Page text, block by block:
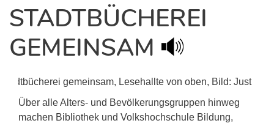
STADTBÜCHEREI
GEMEINSAM
Über alle Alters- und Bevölkerungsgruppen hinweg
machen Bibliothek und Volkshochschule Bildung,